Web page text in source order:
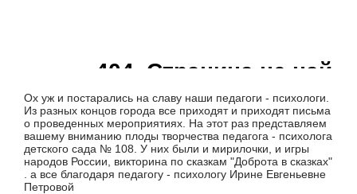
Ох уж и постарались на славу наши педагоги - психологи.
Из разных концов города все приходят и приходят письма
о проведенных мероприятиях. На этот раз представляем
вашему вниманию плоды творчества педагога - психолога
детского сада № 108. У них были и мирилочки, и игры
народов России, викторина по сказкам "Доброта в сказках"
. а все благодаря педагогу - психологу Ирине Евгеньевне
Петровой